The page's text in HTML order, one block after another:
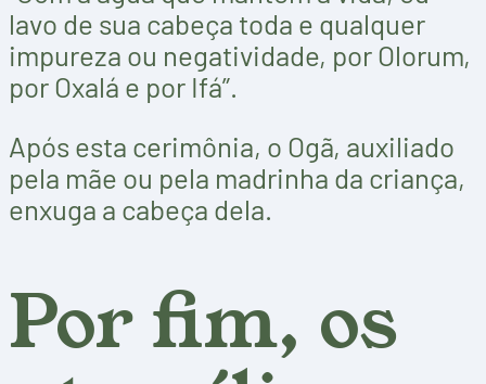
lavo de sua cabeça toda e qualquer
impureza ou negatividade, por Olorum,
por Oxalá e por Ifá”.
Após esta cerimônia, o Ogã, auxiliado
pela mãe ou pela madrinha da criança,
enxuga a cabeça dela.
Por fim, os